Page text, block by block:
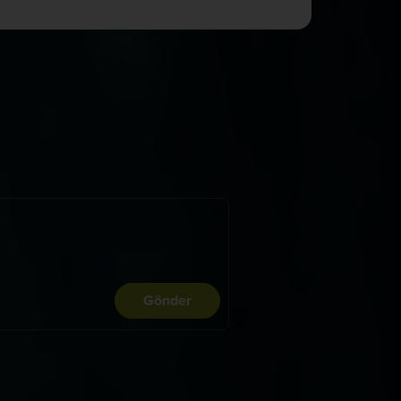
Gönder